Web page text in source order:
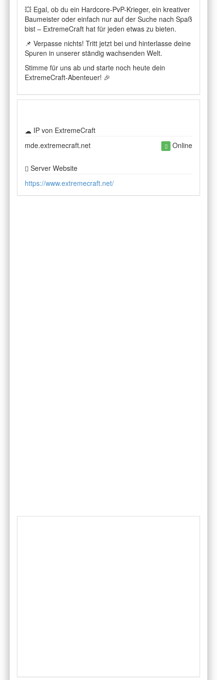
💥 Egal, ob du ein Hardcore-PvP-Krieger, ein kreativer
Baumeister oder einfach nur auf der Suche nach Spaß
bist – ExtremeCraft hat für jeden etwas zu bieten.
📌 Verpasse nichts! Tritt jetzt bei und hinterlasse deine
Spuren in unserer ständig wachsenden Welt.
Stimme für uns ab und starte noch heute dein
ExtremeCraft-Abenteuer! 🎉
IP von ExtremeCraft
mde.extremecraft.net
Online
Server Website
https://www.extremecraft.net/